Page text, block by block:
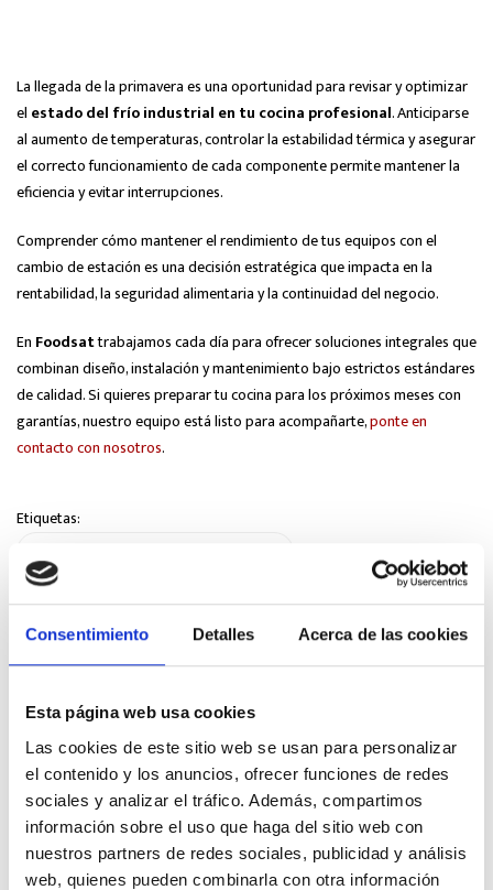
Consentimiento Detalles Acerca de las cookies
Esta página web usa cookies
Las cookies de este sitio web se usan para personalizar
el contenido y los anuncios, ofrecer funciones de redes
sociales y analizar el tráfico. Además, compartimos
información sobre el uso que haga del sitio web con
nuestros partners de redes sociales, publicidad y análisis
web, quienes pueden combinarla con otra información
La llegada de la primavera es una oportunidad para revisar y optimizar
el estado del frío industrial en tu cocina profesional. Anticiparse
al aumento de temperaturas, controlar la estabilidad térmica y asegurar
el correcto funcionamiento de cada componente permite mantener la
eficiencia y evitar interrupciones.
Comprender cómo mantener el rendimiento de tus equipos con el
cambio de estación es una decisión estratégica que impacta en la
rentabilidad, la seguridad alimentaria y la continuidad del negocio.
En Foodsattrabajamos cada día para ofrecer soluciones integrales que
combinan diseño, instalación y mantenimiento bajo estrictos estándares
de calidad. Si quieres preparar tu cocina para los próximos meses con
garantías, nuestro equipo está listo para acompañarte,ponte en
contacto con nosotros.
Etiquetas:
cambio de estación hostelería
cocinas industriales profesionales
conservación alimentos hostelería
eficiencia energética hostelería
equipos de refrigeración profesional